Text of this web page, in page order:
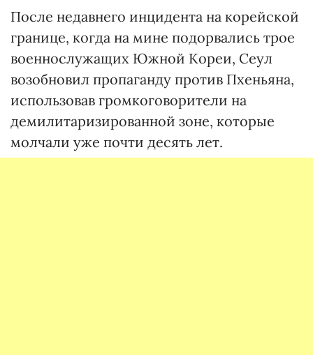
После недавнего инцидента на корейской
границе, когда на мине подорвались трое
военнослужащих Южной Кореи, Сеул
возобновил пропаганду против Пхеньяна,
использовав громкоговорители на
демилитаризированной зоне, которые
молчали уже почти десять лет.